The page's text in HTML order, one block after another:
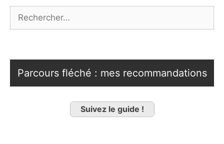
Parcours fléché : mes recommandations
Suivez le guide !